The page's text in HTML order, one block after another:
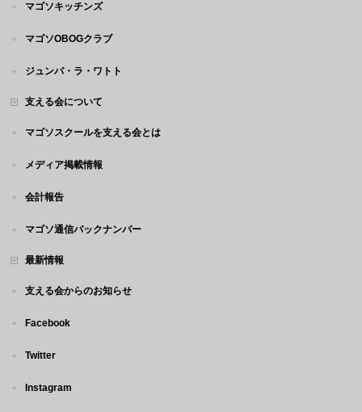
マゴソキッチンズ
マゴソOBOGクラブ
ジュンバ・ラ・ワトト
支える会について
マゴソスクールを支える会とは
メディア掲載情報
会計報告
マゴソ通信バックナンバー
最新情報
支える会からのお知らせ
Facebook
Twitter
Instagram